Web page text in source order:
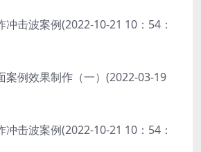
冲击波案例(2022-10-21 10：54：
案例效果制作（一）(2022-03-19
冲击波案例(2022-10-21 10：54：